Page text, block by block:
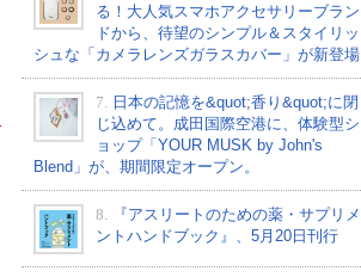
る！大人気スマホアクセサリーブラン
ドから、待望のシンプル＆スタイリッ
シュな「カメラレンズガラスカバー」が新登場
7.
日本の記憶を&quot;香り&quot;に閉
じ込めて。成田国際空港に、体験型シ
ョップ「YOUR MUSK by John's
Blend」が、期間限定オープン。
8.
『アスリートのための薬・サプリメ
ントハンドブック』、5月20日刊行